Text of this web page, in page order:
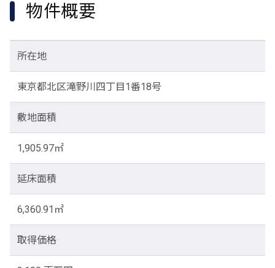
物件概要
所在地
東京都北区滝野川四丁目1番18号
敷地面積
1,905.97㎡
延床面積
6,360.91㎡
取得価格